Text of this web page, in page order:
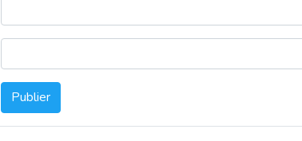
Publier